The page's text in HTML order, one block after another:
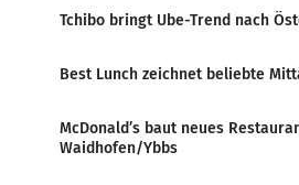
Tchibo bringt Ube-Trend nach
Best Lunch zeichnet beliebte
McDonald’s baut neues
Waidhofen/Ybbs